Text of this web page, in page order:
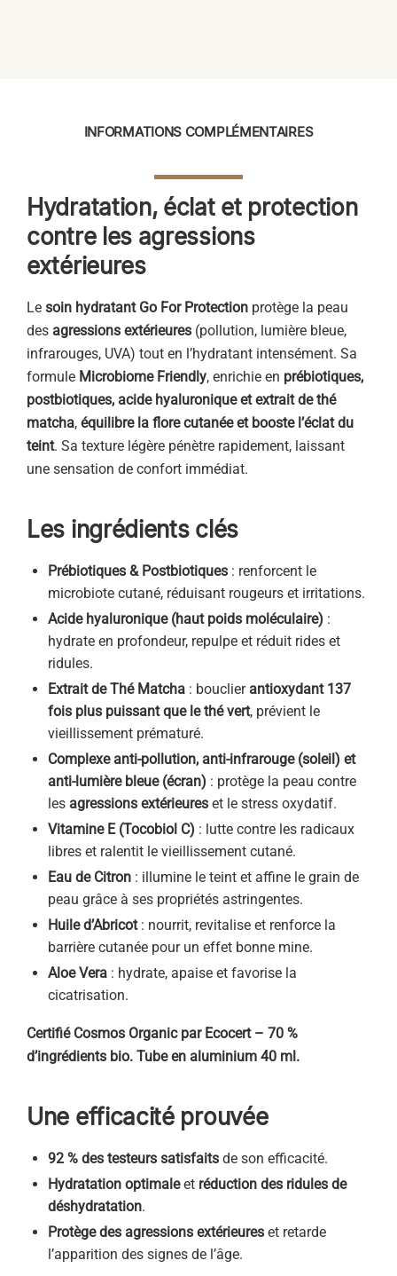
INFORMATIONS COMPLÉMENTAIRES
Hydratation, éclat et protection
contre les agressions
extérieures
Le soin hydratant Go For Protection protège la peau
des agressions extérieures (pollution, lumière bleue,
infrarouges, UVA) tout en l’hydratant intensément. Sa
formule Microbiome Friendly, enrichie en prébiotiques,
postbiotiques, acide hyaluronique et extrait de thé
matcha, équilibre la flore cutanée et booste l’éclat du
teint. Sa texture légère pénètre rapidement, laissant
une sensation de confort immédiat.
Les ingrédients clés
Prébiotiques & Postbiotiques : renforcent le
microbiote cutané, réduisant rougeurs et irritations.
Acide hyaluronique (haut poids moléculaire) :
hydrate en profondeur, repulpe et réduit rides et
ridules.
Extrait de Thé Matcha : bouclier antioxydant 137
fois plus puissant que le thé vert, prévient le
vieillissement prématuré.
Complexe anti-pollution, anti-infrarouge (soleil) et
anti-lumière bleue (écran) : protège la peau contre
les agressions extérieures et le stress oxydatif.
Vitamine E (Tocobiol C) : lutte contre les radicaux
libres et ralentit le vieillissement cutané.
Eau de Citron : illumine le teint et affine le grain de
peau grâce à ses propriétés astringentes.
Huile d’Abricot: nourrit, revitalise et renforce la
barrière cutanée pour un effet bonne mine.
Aloe Vera : hydrate, apaise et favorise la
cicatrisation.
Certifié Cosmos Organic par Ecocert – 70 %
d’ingrédients bio. Tube en aluminium 40 ml.
Une efficacité prouvée
92 % des testeurs satisfaits de son efficacité.
Hydratation optimaleet réduction des ridules de
déshydratation.
Protège des agressions extérieures et retarde
l’apparition des signes de l’âge.